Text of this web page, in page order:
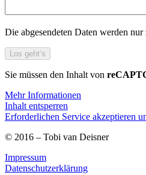
Die abgesendeten Daten werden
Sie müssen den Inhalt von
Mehr Informationen
Inhalt entsperren
Erforderlichen Service akzeptieren
© 2016 – Tobi van Deisner
Impressum
Datenschutzerklärung